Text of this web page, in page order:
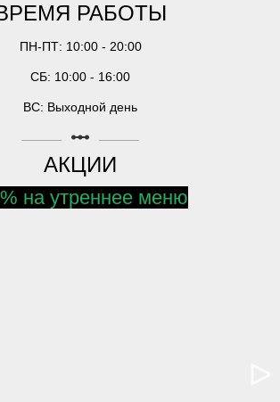
РАБОТЫ
ПН-ПТ: 10:00 - 20:00
СБ: 10:00 - 16:00
ВС: Выходной день
linear_scale
АКЦИИ
на утреннее меню